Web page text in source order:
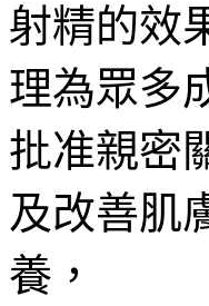
射精的效
理為眾多
批准親密
及改善肌
養，